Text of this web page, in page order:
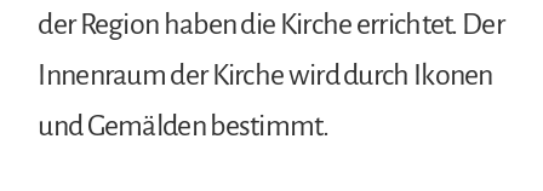
der Region haben die Kirche errichtet. Der
Innenraum der Kirche wird durch Ikonen
und Gemälden bestimmt.